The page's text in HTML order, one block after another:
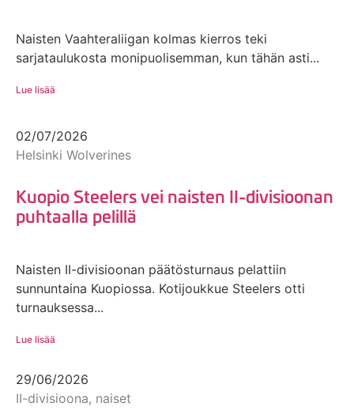
Naisten Vaahteraliigan kolmas kierros teki
sarjataulukosta monipuolisemman, kun tähän asti...
Lue lisää
02/07/2026
Helsinki Wolverines
Kuopio Steelers vei naisten II-divisioonan
puhtaalla pelillä
Naisten II-divisioonan päätösturnaus pelattiin
sunnuntaina Kuopiossa. Kotijoukkue Steelers otti
turnauksessa...
Lue lisää
29/06/2026
II-divisioona, naiset